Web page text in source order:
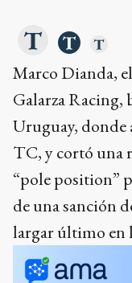
Marco Dianda,
Galarza
Uruguay, donde
TC, y cortó una
“pole position”
de una sanción
largar último en